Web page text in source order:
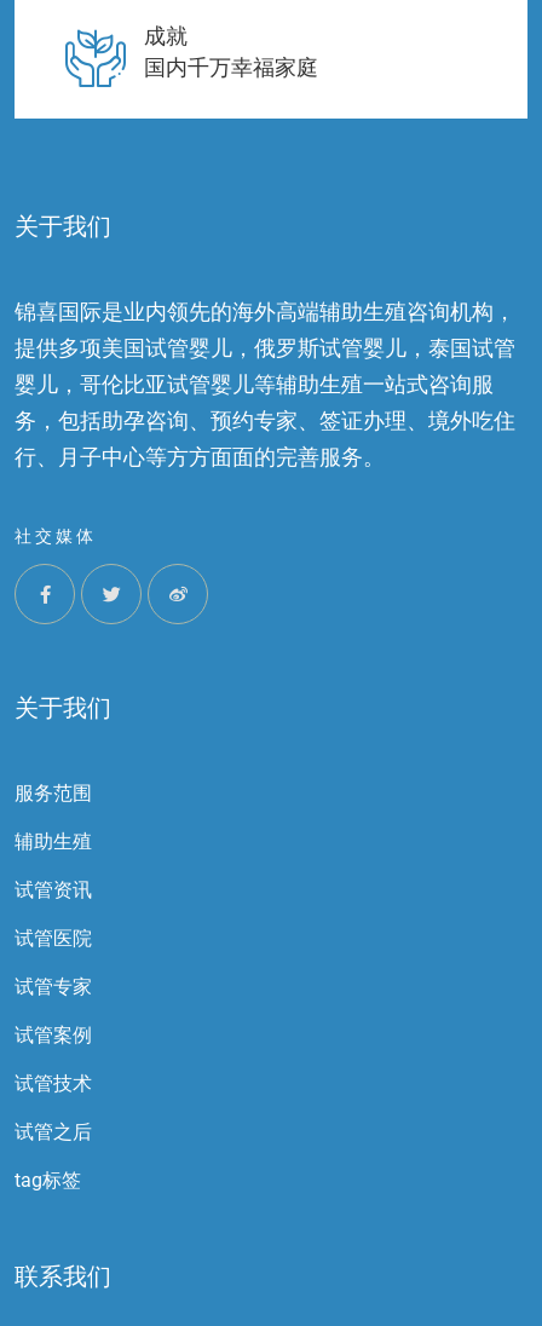
成就
国内千万幸福家庭
关于我们
锦喜国际是业内领先的海外高端辅助生殖咨询机构，
提供多项美国试管婴儿，俄罗斯试管婴儿，泰国试管
婴儿，哥伦比亚试管婴儿等辅助生殖一站式咨询服
务，包括助孕咨询、预约专家、签证办理、境外吃住
行、月子中心等方方面面的完善服务。
社交媒体
关于我们
服务范围
辅助生殖
试管资讯
试管医院
试管专家
试管案例
试管技术
试管之后
tag标签
联系我们